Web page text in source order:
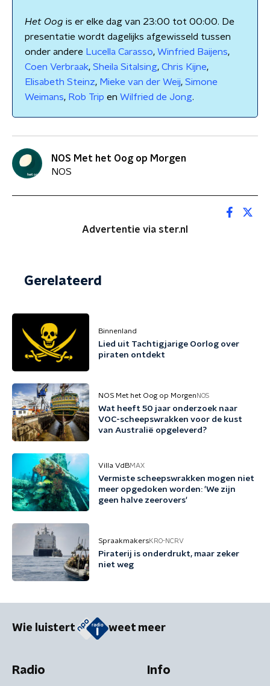
Het Oog is er elke dag van 23:00 tot 00:00. De
presentatie wordt dagelijks afgewisseld tussen
onder andere Lucella Carasso, Winfried Baijens,
Coen Verbraak, Sheila Sitalsing, Chris Kijne,
Elisabeth Steinz, Mieke van der Weij, Simone
Weimans, Rob Trip en Wilfried de Jong.
NOS Met het Oog op Morgen
NOS
Advertentie via ster.nl
Gerelateerd
Binnenland
Lied uit Tachtigjarige Oorlog over
piraten ontdekt
NOS Met het Oog op Morgen NOS
Wat heeft 50 jaar onderzoek naar
VOC-scheepswrakken voor de kust
van Australië opgeleverd?
Villa VdBMAX
Vermiste scheepswrakken mogen niet
meer opgedoken worden: 'We zijn
geen halve zeerovers'
SpraakmakersKRO-NCRV
Piraterij is onderdrukt, maar zeker
niet weg
Wie luistert weet meer
Radio Info